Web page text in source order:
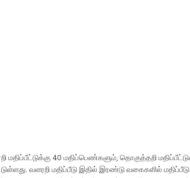
மதிப்பீட்டுக்கு 40 மதிப்பெண்களும், தொகுத்தறி
வளரறி மதிப்பீடு இதில் இரண்டு வகைகளில்